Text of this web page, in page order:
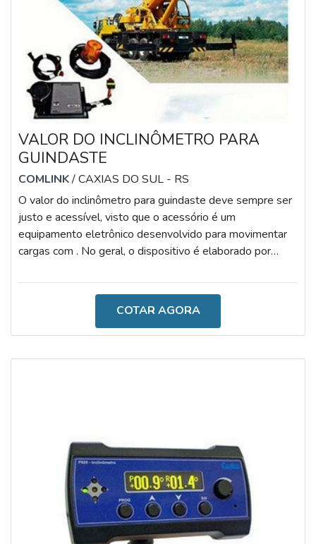
VALOR DO INCLINÔMETRO PARA
GUINDASTE
COMLINK/ CAXIAS DO SUL - RS
O valor do inclinômetro para guindaste deve sempre ser
justo e acessível, visto que o acessório é um
equipamento eletrônico desenvolvido para movimentar
cargas com . No geral, o dispositivo é elaborado por
conferindo uma excelente relação entre custo-benefício,
PRINCIPAIS CARACTERÍSTICAS DO PRODUTONo
geral, o inclinômetro reduz os riscos de tombamento,
COTAR AGORA